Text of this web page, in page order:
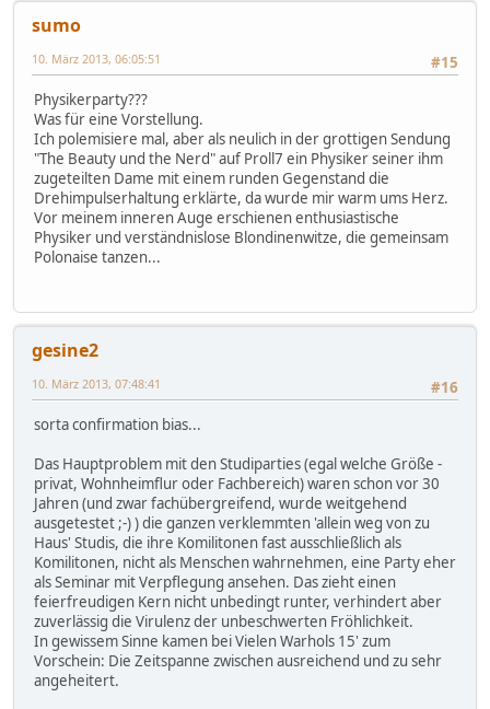
sumo
#15
10. März 2013, 06:05:51
Physikerparty???
Was für eine Vorstellung.
Ich polemisiere mal, aber als neulich in der grottigen Sendung
"The Beauty und the Nerd" auf Proll7 ein Physiker seiner ihm
zugeteilten Dame mit einem runden Gegenstand die
Drehimpulserhaltung erklärte, da wurde mir warm ums Herz.
Vor meinem inneren Auge erschienen enthusiastische
Physiker und verständnislose Blondinenwitze, die gemeinsam
Polonaise tanzen...
gesine2
#16
10. März 2013, 07:48:41
sorta confirmation bias...
Das Hauptproblem mit den Studiparties (egal welche Größe -
privat, Wohnheimflur oder Fachbereich) waren schon vor 30
Jahren (und zwar fachübergreifend, wurde weitgehend
ausgetestet ;-) ) die ganzen verklemmten 'allein weg von zu
Haus' Studis, die ihre Komilitonen fast ausschließlich als
Komilitonen, nicht als Menschen wahrnehmen, eine Party eher
als Seminar mit Verpflegung ansehen. Das zieht einen
feierfreudigen Kern nicht unbedingt runter, verhindert aber
zuverlässig die Virulenz der unbeschwerten Fröhlichkeit.
In gewissem Sinne kamen bei Vielen Warhols 15' zum
Vorschein: Die Zeitspanne zwischen ausreichend und zu sehr
angeheitert.